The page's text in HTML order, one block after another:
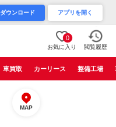
ダウンロード アプリを開く
0
お気に入り 閲覧履歴
車買取 カーリース 整備工場
MAP